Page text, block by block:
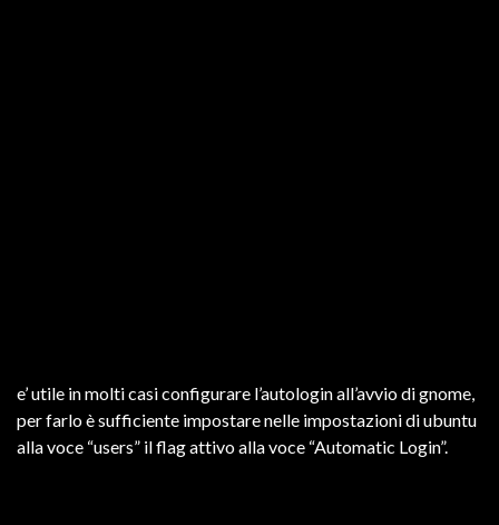
e’ utile in molti casi configurare l’autologin all’avvio di gnome,
per farlo è sufficiente impostare nelle impostazioni di ubuntu
alla voce “users” il flag attivo alla voce “Automatic Login”.